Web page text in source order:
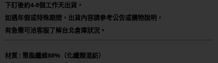
下訂後約4-8個工作天出貨，
如遇年假或特殊期間，出貨內容請參考公告或購物說明，
有急需可洽客服了解台北倉庫狀況。
材質 : 聚脂纖維88%（化纖類混紡）